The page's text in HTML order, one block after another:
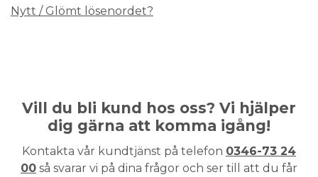
Nytt / Glömt lösenordet?
Vill du bli kund hos oss? Vi hjälper
dig gärna att komma igång!
Kontakta vår kundtjänst på telefon 0346-73 24
00 så svarar vi på dina frågor och ser till att du får